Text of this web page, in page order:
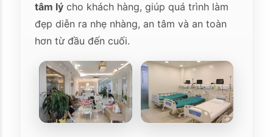
tâm lý cho khách hàng, giúp quá trình làm
đẹp diễn ra nhẹ nhàng, an tâm và an toàn
hơn từ đầu đến cuối.